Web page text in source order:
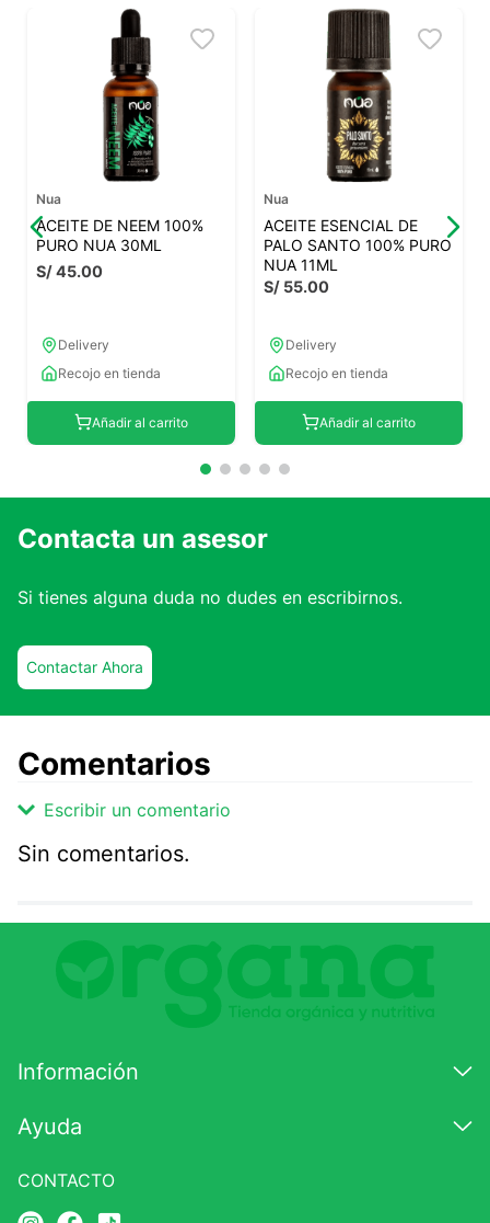
Nua
ACEITE DE NEEM 100%
PURO NUA 30ML
S/45.00
Delivery
Recojo en tienda
Añadir al carrito
Nua
ACEITE ESENCIAL DE
PALO SANTO 100% PURO
NUA 11ML
S/ 55.00
Delivery
Recojo en tienda
Añadir al carrito
Contacta un asesor
Si tienes alguna duda no dudes en escribirnos.
Contactar Ahora
Comentarios
Escribir un comentario
Comentario
Califique el producto de 1 a 5 estrellas
★★★
Correo electrónico
Sin comentarios.
Información
Ayuda
CONTACTO